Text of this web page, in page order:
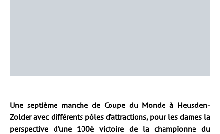
Une septième manche de Coupe du Monde à Heusden-
Zolder avec différents pôles d’attractions, pour les dames la
perspective d’une 100è victoire de la championne du